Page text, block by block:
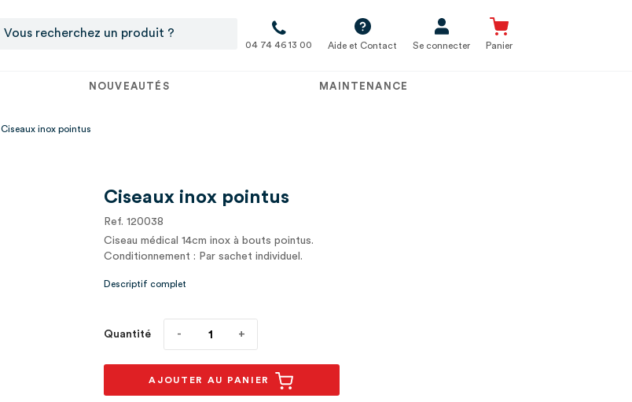
04 74 46 13 00 Aide et Contact Se connecter Panier
NOUVEAUTÉS MAINTENANCE
Ciseaux inox pointus
Ciseaux inox pointus
Ref. 120038
Ciseau médical 14cm inox à bouts pointus.
Conditionnement : Par sachet individuel.
Descriptif complet
Quantité
AJOUTER AU PANIER